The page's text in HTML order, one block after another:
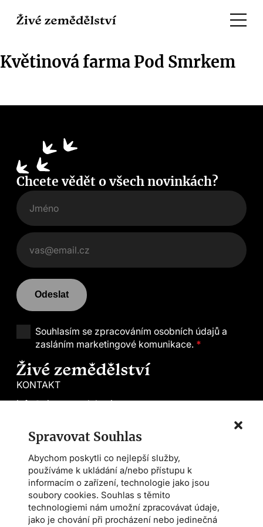
Spravovat Souhlas
Abychom poskytli co nejlepší služby,
používáme k ukládání a/nebo přístupu k
informacím o zařízení, technologie jako jsou
soubory cookies. Souhlas s těmito
technologiemi nám umožní zpracovávat údaje,
jako je chování při procházení nebo jedinečná
Květinová farma Pod Smrkem
KONTAKT
info@zivezemedelstvi.cz
Demeter CS
Farmářská škola
Asociace AMPI
Magazín
Chcete vědět o všech novinkách?
Odeslat
Souhlasím se zpracováním osobních údajů a
zasláním marketingové komunikace. *